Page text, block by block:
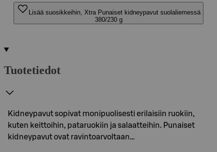
Lisää suosikkeihin, Xtra Punaiset kidneypavut suolaliemessä
380/230 g
Tuotetiedot
Kidneypavut sopivat monipuolisesti erilaisiin ruokiin,
kuten keittoihin, pataruokiin ja salaatteihin. Punaiset
kidneypavut ovat ravintoarvoltaan…